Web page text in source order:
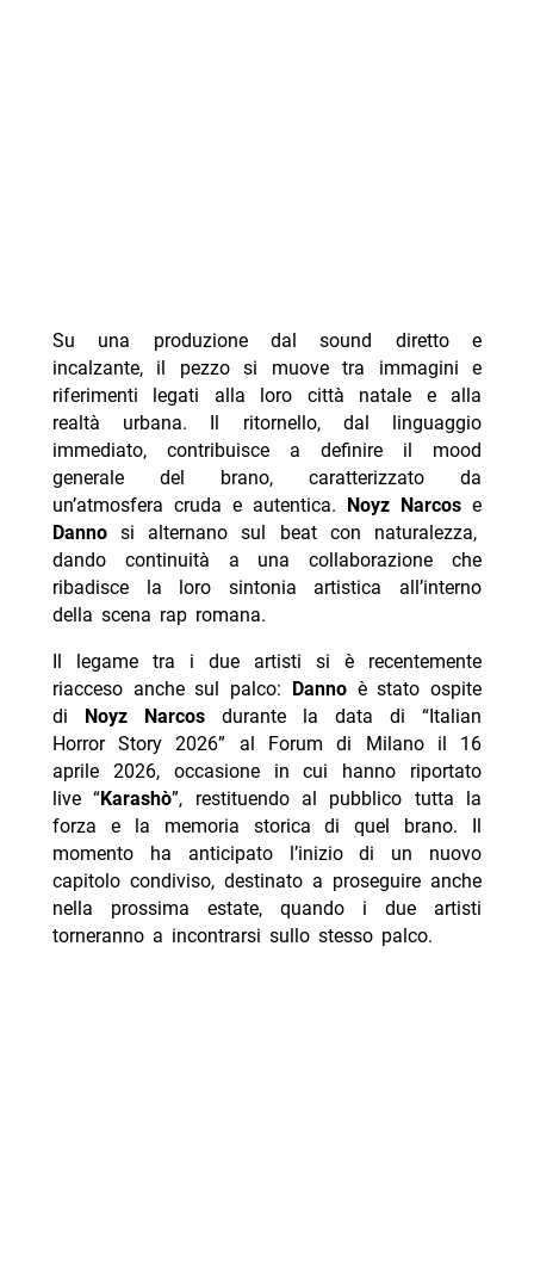
Su una produzione dal sound diretto e
incalzante, il pezzo si muove tra immagini e
riferimenti legati alla loro città natale e alla
realtà urbana. Il ritornello, dal linguaggio
immediato, contribuisce a definire il mood
generale del brano, caratterizzato da
un’atmosfera cruda e autentica.
Noyz Narcos e
Dannosi alternano sul beat con naturalezza,
dando continuità a una collaborazione che
ribadisce la loro sintonia artistica all’interno
della scena rap romana.
Il legame tra i due artisti si è recentemente
riacceso anche sul palco:
Dannoè stato ospite
di
Noyz Narcosdurante la data di “Italian
Horror Story 2026” al Forum di Milano il 16
aprile 2026, occasione in cui hanno riportato
live “Karashò”, restituendo al pubblico tutta la
forza e la memoria storica di quel brano. Il
momento ha anticipato l’inizio di un nuovo
capitolo condiviso, destinato a proseguire anche
nella prossima estate, quando i due artisti
torneranno a incontrarsi sullo stesso palco.